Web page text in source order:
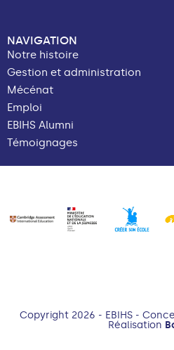
NAVIGATION
Notre histoire
Gestion et administration
Mécénat
Emploi
EBIHS Alumni
Témoignages
Copyright 2026 - EBIHS -
Réalisation